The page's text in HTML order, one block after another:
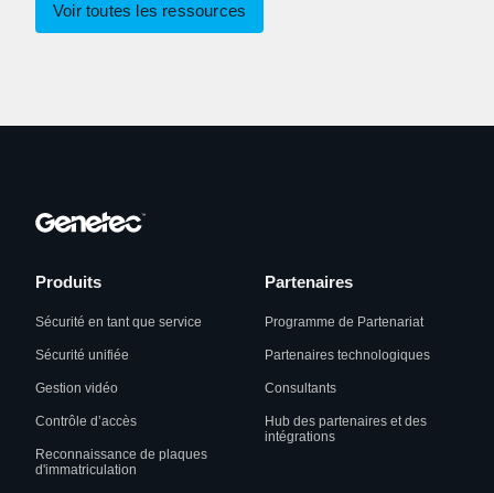
Voir toutes les ressources
Produits
Sécurité en tant que service
Sécurité unifiée
Gestion vidéo
Contrôle d’accès
Reconnaissance de plaques
d'immatriculation
Partenaires
Programme de Partenariat
Partenaires technologiques
Consultants
Hub des partenaires et des
intégrations